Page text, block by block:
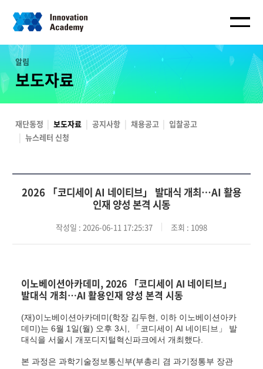
알림
보도자료
재단동정 보도자료 공지사항 채용공고
입찰공고
뉴스레터 신청
2026 「코디세이 AI 네이티브」 발대식 개최…AI 활용
인재 양성 본격 시동
작성일 : 2026-06-11 17:25:37 조회 : 1098
이노베이션아카데미, 2026 「코디세이 AI 네이티브」
발대식 개최…AI 활용인재 양성 본격 시동
(재)이노베이션아카데미(학장 김두현, 이하 이노베이션아카
데미)는 6월 1일(월) 오후 3시, 「코디세이 AI 네이티브」 발
대식을 서울시 개포디지털혁신파크에서 개최했다.
본 과정은 과학기술정보통신부(부총리 겸 과기정통부 장관